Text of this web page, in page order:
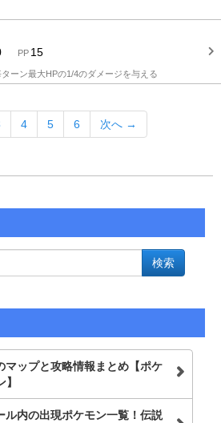
PP 15
ーン最大HPの1/4のダメージを与える
4 5 6 次へ →
検索
マップと攻略情報まとめ【ポケ
ル内の出現ポケモン一覧！伝説